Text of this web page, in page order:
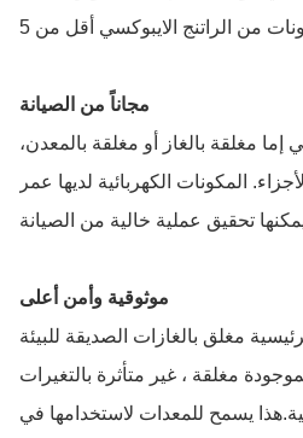
مجاناً من الصيانة
إما مغلقة بالغاز أو مغلقة بالمعدن،
المكونات الكهربائية لديها عمر
موثوقية وأمن أعلى
مغلق بالغازات الصديقة للبيئة
مغلقة ، غير متأثرة بالتغيرات
يسمح للمعدات لاستخدامها في